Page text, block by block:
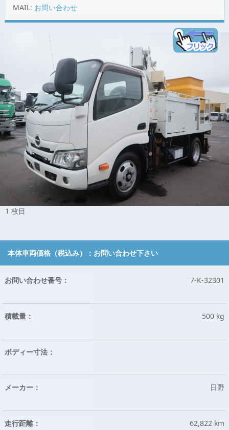
MAIL: お問い合わせ
1 枚目
本体車両価格（税込み）： お問い合わせ下さい
お問い合わせ番号： 7-K-32301
積載量： 500 kg
ボディー寸法：
メーカー： 日野
走行距離： 62,822 km